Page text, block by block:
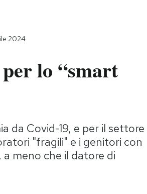
2024
lo “smart
da Covid-19, e per il settore
"fragili" e i genitori con
meno che il datore di